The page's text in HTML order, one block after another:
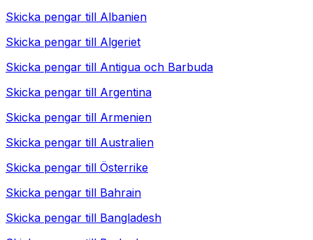
Skicka pengar till Albanien
Skicka pengar till Algeriet
Skicka pengar till Antigua och Barbuda
Skicka pengar till Argentina
Skicka pengar till Armenien
Skicka pengar till Australien
Skicka pengar till Österrike
Skicka pengar till Bahrain
Skicka pengar till Bangladesh